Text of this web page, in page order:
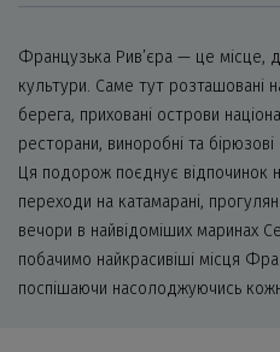
Французька Рив’єра — це місце,
культури. Саме тут розташовані
берега, приховані острови
ресторани, виноробні та бірюзові
Ця подорож поєднує відпочинок
переходи на катамарані,
вечори в найвідоміших маринах
побачимо найкрасивіші місця
поспішаючи насолоджуючись